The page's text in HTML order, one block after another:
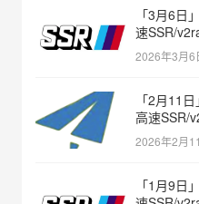
「3月6日
速SSR/
节点免费分
2026年3月6
「2月11
高速SSR/
箭节点免费
2026年2月
「1月9日